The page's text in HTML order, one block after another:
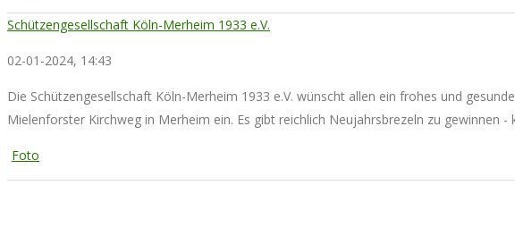
Schützengesellschaft Köln-Merheim 1933 e.V.
02-01-2024, 14:43
Die Schützengesellschaft Köln-Merheim 1933 e.V. wünscht allen ein frohes und
Mielenforster Kirchweg in Merheim ein. Es gibt reichlich Neujahrsbrezeln zu gewinnen -
Foto